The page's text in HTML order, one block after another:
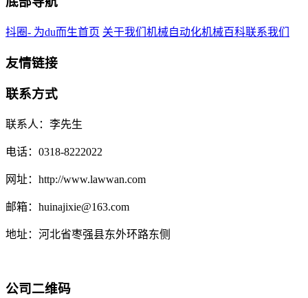
抖圈- 为du而生首页 关于我们 机械自动化机械百科联系我们
友情链接
联系方式
联系人：李先生
电话：0318-8222022
网址：http://www.lawwan.com
邮箱：huinajixie@163.com
地址：河北省枣强县东外环路东侧
公司二维码